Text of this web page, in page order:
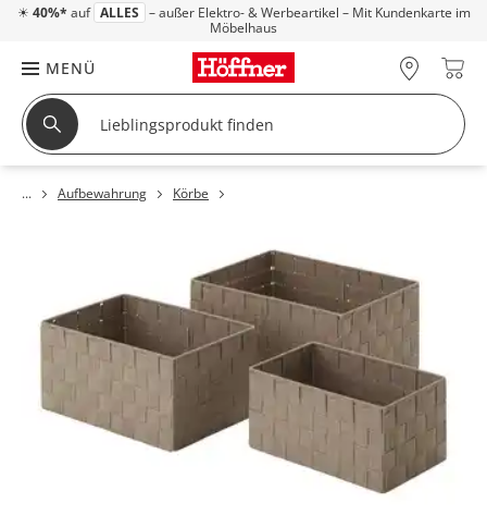
☀ 40%* auf ALLES – außer Elektro- & Werbeartikel – Mit Kundenkarte im
Möbelhaus
MENÜ
Aufbewahrung Körbe